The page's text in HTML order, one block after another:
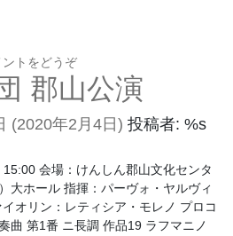
ントをどうぞ
郡山公演
(2020年2月4日) 投稿者: %s
会場：けんしん郡山文化センタ
大ホール 指揮：パーヴォ・ヤルヴィ
オリン：レティシア・モレノ プロコ
曲 第1番 ニ長調 作品19 ラフマニノ